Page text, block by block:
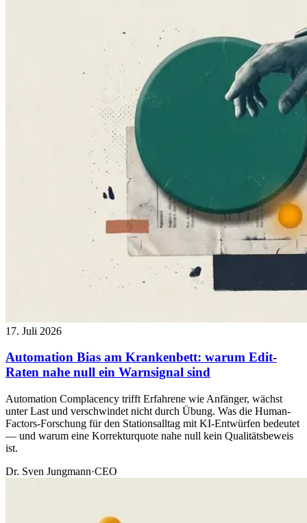
17. Juli 2026
Automation Bias am Krankenbett: warum Edit-
Raten nahe null ein Warnsignal sind
Automation Complacency trifft Erfahrene wie Anfänger, wächst
unter Last und verschwindet nicht durch Übung. Was die Human-
Factors-Forschung für den Stationsalltag mit KI-Entwürfen bedeutet
— und warum eine Korrekturquote nahe null kein Qualitätsbeweis
ist.
Dr. Sven Jungmann·CEO